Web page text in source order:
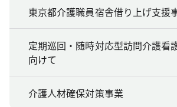
東京都介護職員宿舎借り上げ支援
定期巡回・随時対応型訪問介護看
向けて
介護人材確保対策事業